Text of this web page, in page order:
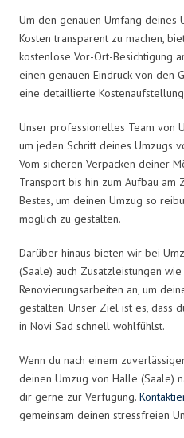
Um den genauen Umfang deines
Kosten transparent zu machen,
kostenlose Vor-Ort-Besichtigung
einen genauen Eindruck von den
eine detaillierte
Unser professionelles Team von
um jeden Schritt deines Umzugs
Vom sicheren Verpacken deiner
Transport bis hin zum Aufbau
Bestes, um deinen Umzug so
möglich zu gestalten.
Darüber hinaus bieten wir bei
(Saale) auch Zusatzleistungen
Renovierungsarbeiten an, um
gestalten. Unser Ziel ist es, dass
in Novi Sad schnell wohlfühlst.
Wenn du nach einem
deinen Umzug von Halle (Saale)
dir gerne zur Verfügung.
gemeinsam deinen stressfreien